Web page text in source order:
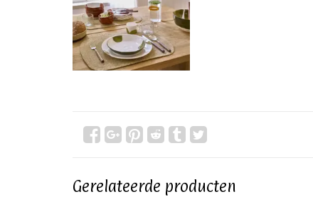
Gerelateerde producten